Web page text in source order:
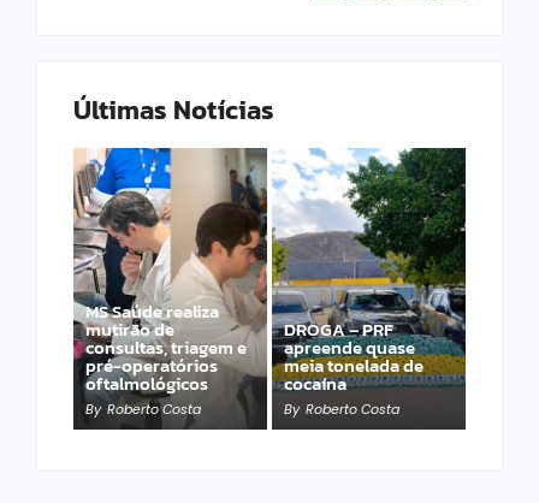
Últimas Notícias
MS Saúde realiza
mutirão de
consultas, triagem e
pré-operatórios
oftalmológicos
By Roberto Costa
DROGA – PRF
apreende quase
meia tonelada de
cocaína
By Roberto Costa
PRF apreende 20
pistolas e 40
carregadores na BR-
060
By Roberto Costa